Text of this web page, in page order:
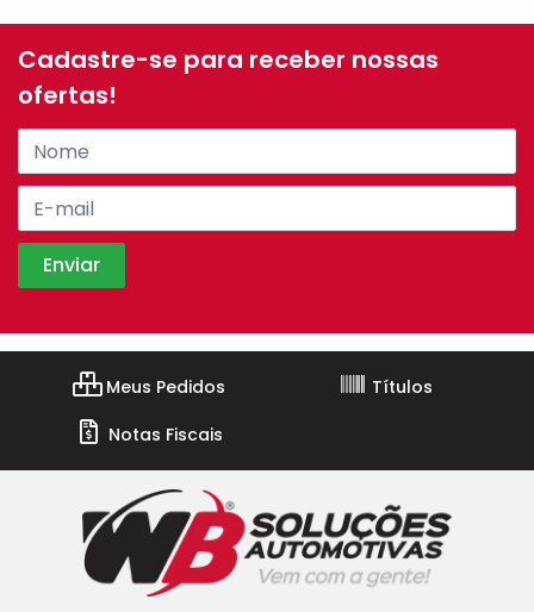
Cadastre-se para receber nossas
ofertas!
Meus Pedidos
Títulos
Notas Fiscais